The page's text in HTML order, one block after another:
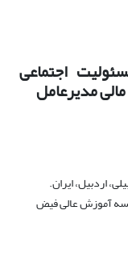
اجتماعی
مدیرعامل
اردبیل، ایران.
آموزش عالی فیض